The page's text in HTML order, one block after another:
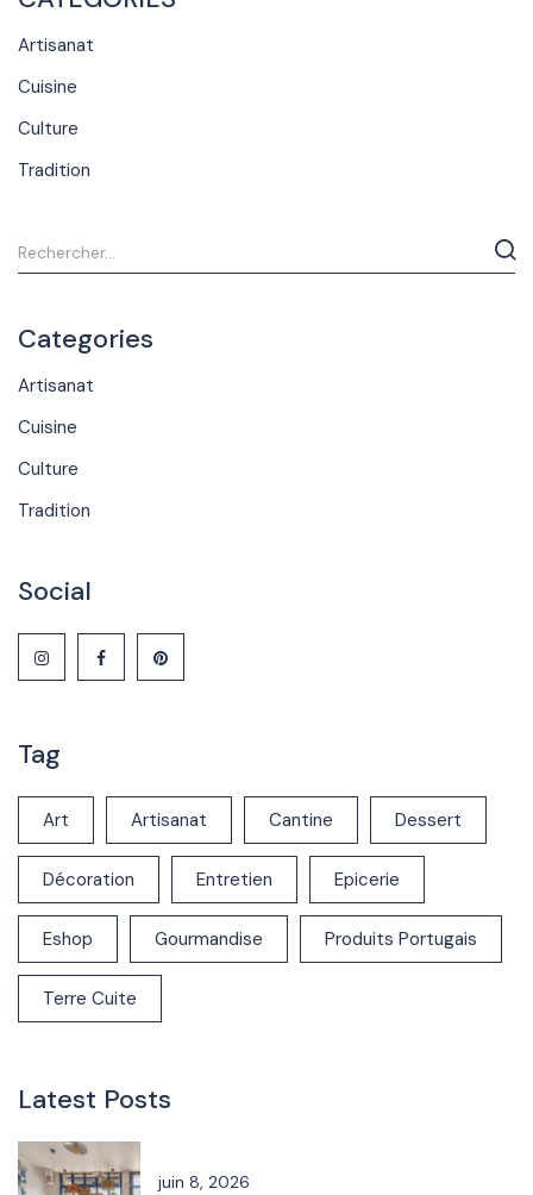
Artisanat
Cuisine
Culture
Tradition
Categories
Artisanat
Cuisine
Culture
Tradition
Social
Tag
Art Artisanat Cantine Dessert
Décoration Entretien Epicerie
Eshop Gourmandise Produits Portugais
Terre Cuite
Latest Posts
juin 8, 2026